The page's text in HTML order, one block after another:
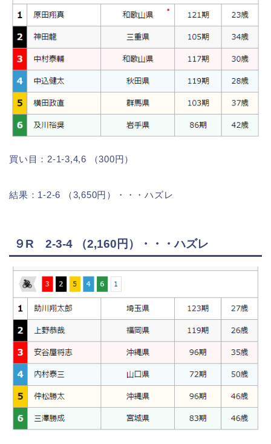
買い目：2-1-3,4,6 （300円）
結果：1-2-6 （3,650円）・・・ハズレ
９R 2-3-4 （2,160円）・・・ハズレ